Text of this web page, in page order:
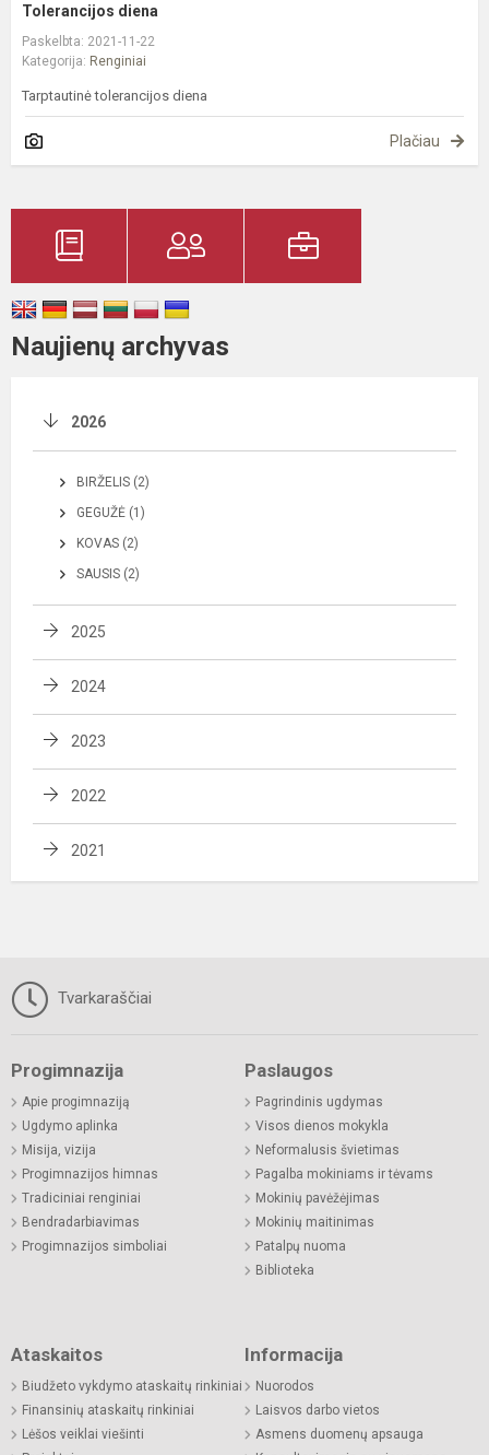
Tolerancijos diena
Paskelbta: 2021-11-22
Kategorija: Renginiai
Tarptautinė tolerancijos diena
Plačiau
Naujienų archyvas
2026
BIRŽELIS (2)
GEGUŽĖ (1)
KOVAS (2)
SAUSIS (2)
2025
2024
2023
2022
2021
Tvarkaraščiai
Progimnazija
Apie progimnaziją
Ugdymo aplinka
Misija, vizija
Progimnazijos himnas
Tradiciniai renginiai
Bendradarbiavimas
Progimnazijos simboliai
Paslaugos
Pagrindinis ugdymas
Visos dienos mokykla
Neformalusis švietimas
Pagalba mokiniams ir tėvams
Mokinių pavėžėjimas
Mokinių maitinimas
Patalpų nuoma
Biblioteka
Ataskaitos
Biudžeto vykdymo ataskaitų rinkiniai
Finansinių ataskaitų rinkiniai
Lėšos veiklai viešinti
Informacija
Nuorodos
Laisvos darbo vietos
Asmens duomenų apsauga